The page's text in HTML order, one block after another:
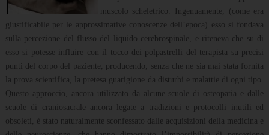
muscolo scheletrico. Ingenuamente, (come era
giustificabile per le approssimative conoscenze dell’epoca) esso si fondava
sulla percezione del flusso del liquido cerebrospinale, e riteneva che su di
esso si potesse influire con il tocco dei polpastrelli del terapista su precisi
punti del corpo del paziente, producendo, senza che ne sia mai stata fornita
la prova scientifica, la pretesa guarigione da disturbi e malattie di ogni tipo.
Questo approccio, ancora utilizzato da alcune scuole di osteopatia e dalle
scuole di craniosacrale ancora legate a tradizioni e protocolli inutili ed
obsoleti, è stato naturalmente sconfessato dalle acquisizioni della medicina e